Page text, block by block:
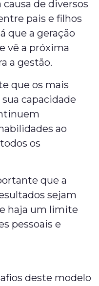
de diversos
pais e filhos
que a geração
vê a próxima
a gestão.
que os mais
capacidade
ao
os
que a
sejam
haja um limite
pessoais e
deste modelo